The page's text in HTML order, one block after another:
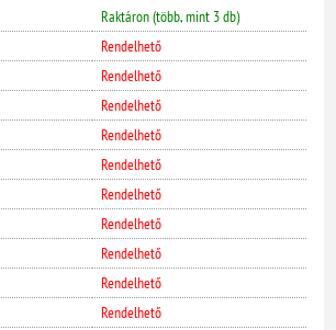
Raktáron (több, mint 3 db)
Rendelhető
Rendelhető
Rendelhető
Rendelhető
Rendelhető
Rendelhető
Rendelhető
Rendelhető
Rendelhető
Rendelhető